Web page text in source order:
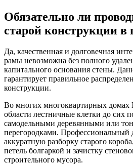
Обязательно ли
старой конструкции в
Да, качественная и долговечная
рамы невозможна без полного
капитального основания стены.
гарантирует правильное
конструкции.
Во многих многоквартирных
области лестничные клетки до сих
самодельными деревянными или
перегородками. Профессиональный
аккуратную разборку старого
петель болгаркой и зачистку
строительного мусора.